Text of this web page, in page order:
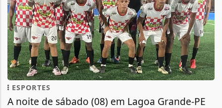
ESPORTES
A noite de sábado (08) em Lagoa Grande-PE